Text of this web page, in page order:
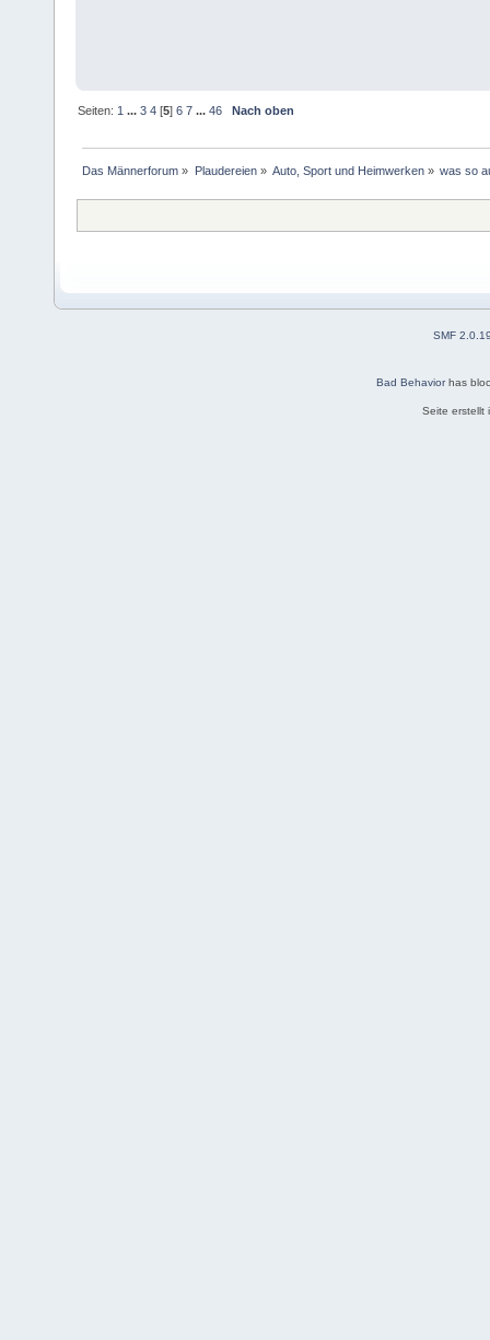
Seiten: 1 ...3 4 [5]6 7 ...46 Nach oben
Das Männerforum » Plaudereien» Auto, Sport und Heimwerken» was so
SMF
Bad Behaviorhas
Seite erstellt